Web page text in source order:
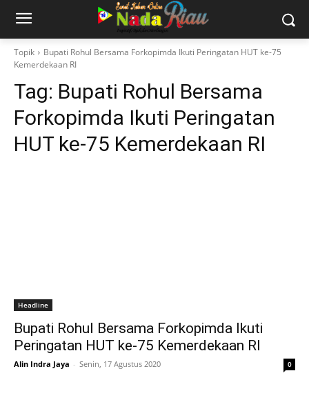
Topik
Bupati Rohul Bersama Forkopimda Ikuti Peringatan HUT ke-75
Kemerdekaan RI
Tag: Bupati Rohul Bersama
Forkopimda Ikuti Peringatan
HUT ke-75 Kemerdekaan RI
Headline
Bupati Rohul Bersama Forkopimda Ikuti
Peringatan HUT ke-75 Kemerdekaan RI
Alin Indra Jaya - Senin, 17 Agustus 2020 0